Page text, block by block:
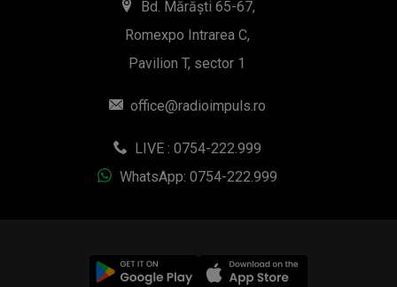
Bd. Mărăști 65-67,
Romexpo Intrarea C,
Pavilion T, sector 1
office@radioimpuls.ro
LIVE : 0754-222.999
WhatsApp: 0754-222.999